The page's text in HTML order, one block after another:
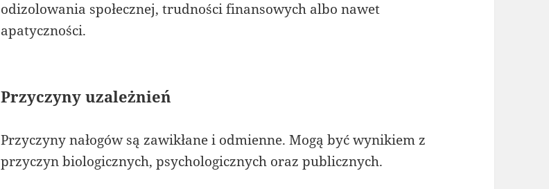
odizolowania społecznej, trudności finansowych albo nawet
apatyczności.
Przyczyny uzależnień
Przyczyny nałogów są zawikłane i odmienne. Mogą być wynikiem z
przyczyn biologicznych, psychologicznych oraz publicznych.